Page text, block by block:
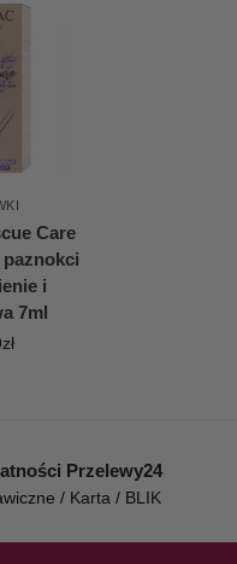
Care
i
7ml
zł
Przelewy24
/ Karta / BLIK